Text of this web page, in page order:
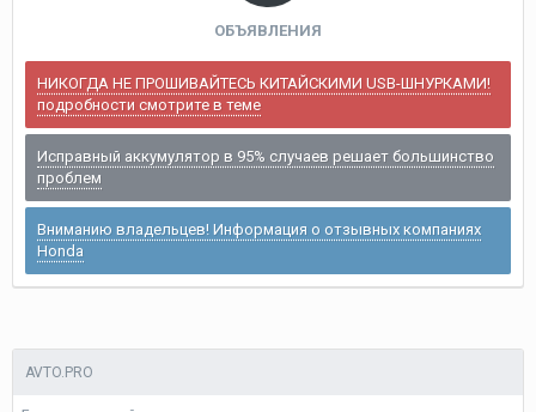
ОБЪЯВЛЕНИЯ
НИКОГДА НЕ ПРОШИВАЙТЕСЬ КИТАЙСКИМИ USB-ШНУРКАМИ!
подробности смотрите в теме
Исправный аккумулятор в 95% случаев решает большинство
проблем
Вниманию владельцев! Информация о отзывных компаниях
Honda
AVTO.PRO